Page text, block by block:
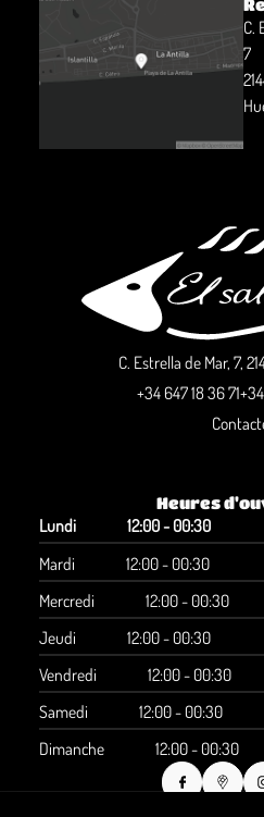
C.
7
C. Estrella de Mar, 7,
+34 647 18 36 71
Heures
Lundi
12:00 - 00:30
Mardi
12:00 - 00:30
Mercredi
12:00 - 00:30
Jeudi
12:00 - 00:30
Vendredi
12:00 - 00:30
Samedi
12:00 - 00:30
Dimanche
12:00 - 00:30